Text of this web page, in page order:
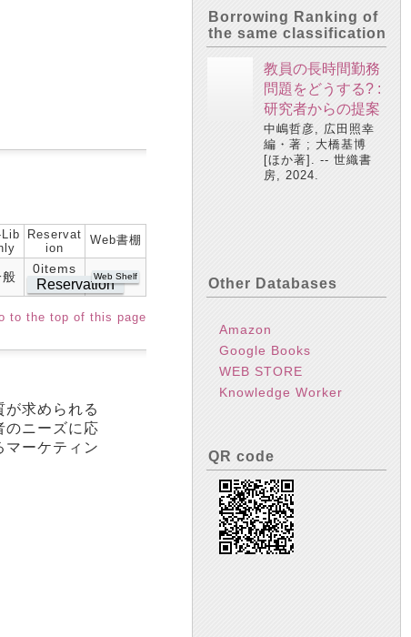
Lib
Reservat
ion
Web書棚
0items
Reservation
Web Shelf
to the top of this page
求められる
のニーズに応
マーケティン
Borrowing Ranking of
the same classification
教員の長時間勤務
問題をどうする? :
研究者からの提案
中嶋哲彦, 広田照幸
編・著 ; 大橋基博
[ほか著]. -- 世織書
房, 2024.
Other Databases
Amazon
Google Books
WEB STORE
Knowledge Worker
QR code